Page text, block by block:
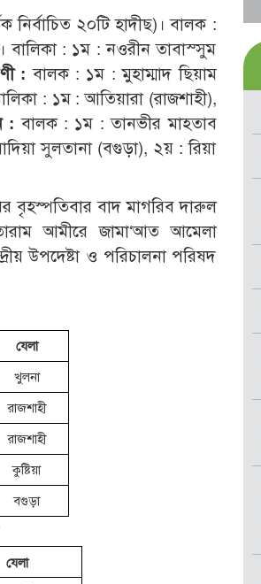
নির্বাচিত ২০টি হাদীছ)। বালক :
বালিকা : ১ম : নওরীন তাবাস্সুম
: বালক : ১ম : মুহাম্মাদ ছিয়াম
: ১ম : আতিয়ারা (রাজশাহী),
:বালক : ১ম : তানভীর মাহতাব
সুলতানা (বগুড়া), ২য় : রিয়া
বৃহস্পতিবার বাদ মাগরিব দারুল
আমীরে জামা‘আত আমেলা
উপদেষ্টা ও পরিচালনা পরিষদ
যেলা
খুলনা
রাজশাহী
রাজশাহী
কুষ্টিয়া
বগুড়া
যেলা